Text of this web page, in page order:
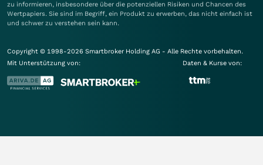
zu informieren, insbesondere über die potenziellen Risiken und Chancen des
Wertpapiers. Sie sind im Begriff, ein Produkt zu erwerben, das nicht einfach ist
und schwer zu verstehen sein kann.
Copyright © 1998-2026 Smartbroker Holding AG - Alle Rechte vorbehalten.
Mit Unterstützung von:
Daten & Kurse von: